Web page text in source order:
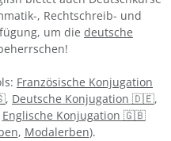
, Rechtschreib- und
um die deutsche
Französische Konjugation
, Deutsche Konjugation 🇩🇪,
Englische Konjugation 🇬🇧
, Modalerben).